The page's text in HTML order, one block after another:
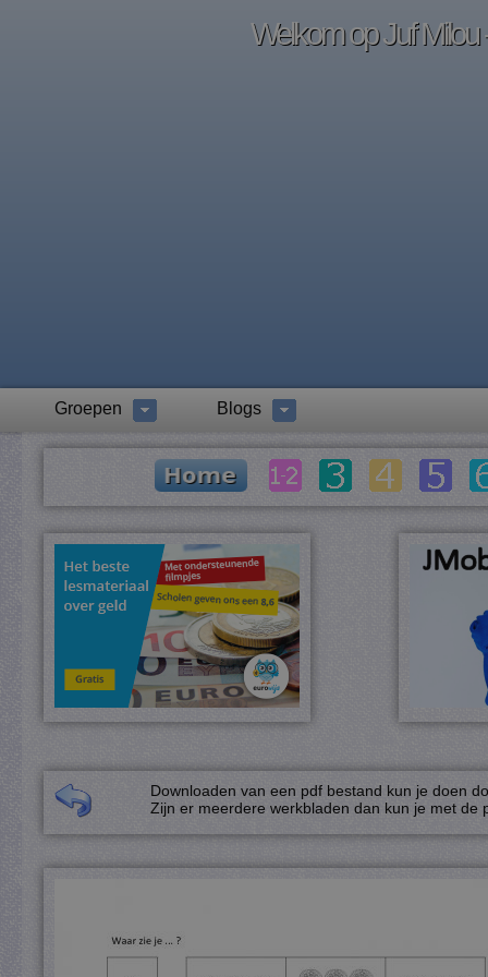
Welkom op Juf Milou
Groepen Blogs
Downloaden van een pdf bestand kun je doen
Zijn er meerdere werkbladen dan kun je met de